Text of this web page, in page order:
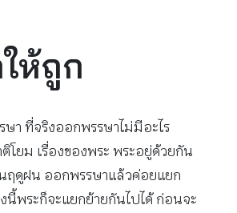
ห้ถูก
า ที่จริงออกพรรษาไม่มีอะไร
โยม เรื่องของพระ พระอยู่ด้วยกัน
ฤดูฝน ออกพรรษาแล้วค่อยแยก
นี้พระก็จะแยกย้ายกันไปได้ ก่อนจะ